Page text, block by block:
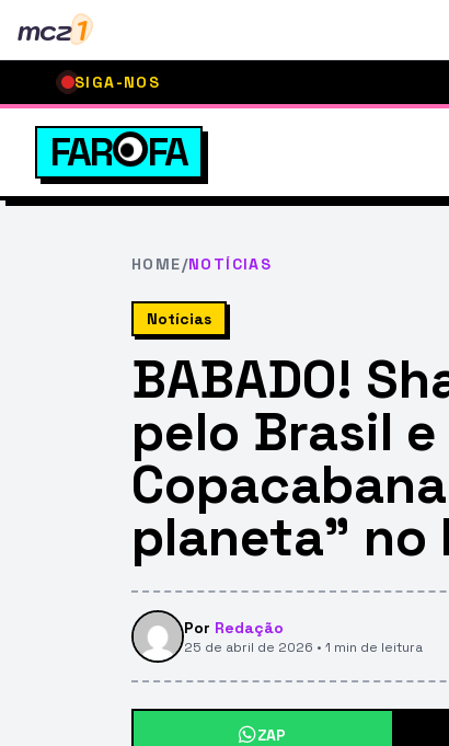
mcz1
SIGA-NOS
FAR FA
HOME/NOTÍCIAS
Notícias
BABADO!
pelo Brasil
planeta”
Por Redação
25 de abril de 2026 • 1 min de leitura
ZAP